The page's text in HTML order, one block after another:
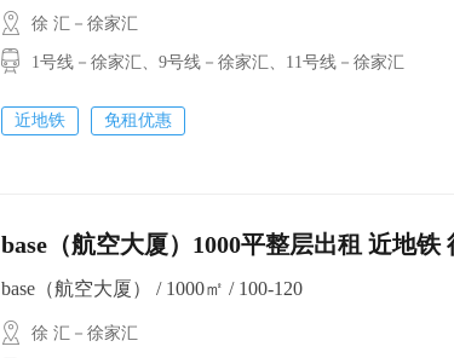
徐 汇－徐家汇
1号线－徐家汇、9号线－徐家汇、11号线－徐家汇
近地铁 免租优惠
base（航空大厦）1000平整层出租 近地铁
base（航空大厦） / 1000㎡ / 100-120
徐 汇－徐家汇